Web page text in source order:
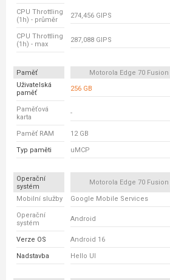
CPU Throttling
(1h) - průměr
274,456 GIPS
CPU Throttling
(1h) - max
287,088 GIPS
Paměť Motorola Edge 70 Fusion
Uživatelská
paměť
256 GB
Paměťová
karta
-
Paměť RAM 12 GB
Typ paměti uMCP
Operační
systém
Motorola Edge 70 Fusion
Mobilní služby Google Mobile Services
Operační
systém
Android
Verze OS Android 16
Nadstavba Hello UI